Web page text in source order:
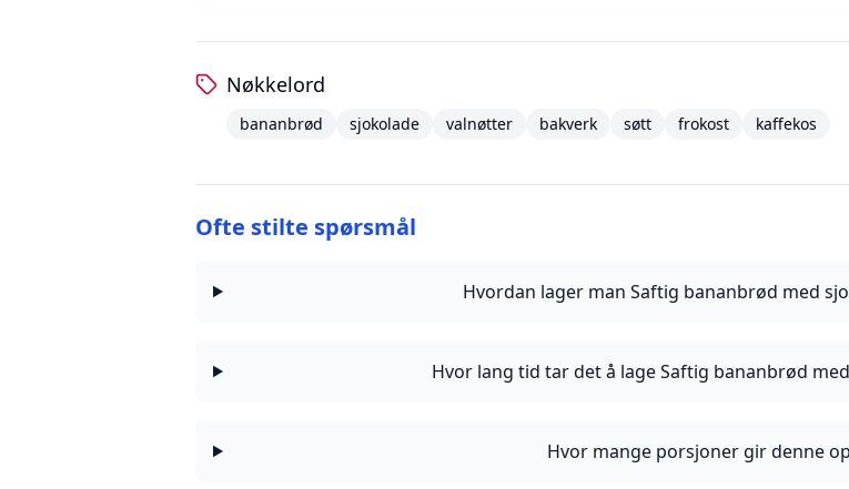
Nøkkelord
bananbrød sjokolade valnøtter bakverk søtt frokost kaffekos
Ofte stilte spørsmål
Hvordan lager man Saftig bananbrød med
Hvor lang tid tar det å lage Saftig bananbrød
Hvor mange porsjoner gir denne